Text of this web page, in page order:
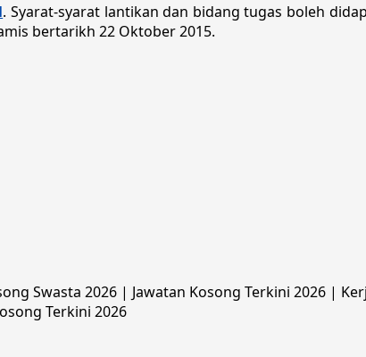
. Syarat-syarat lantikan dan bidang tugas boleh
bertarikh 22 Oktober 2015.
Swasta 2026 | Jawatan Kosong Terkini 2026 |
Terkini 2026